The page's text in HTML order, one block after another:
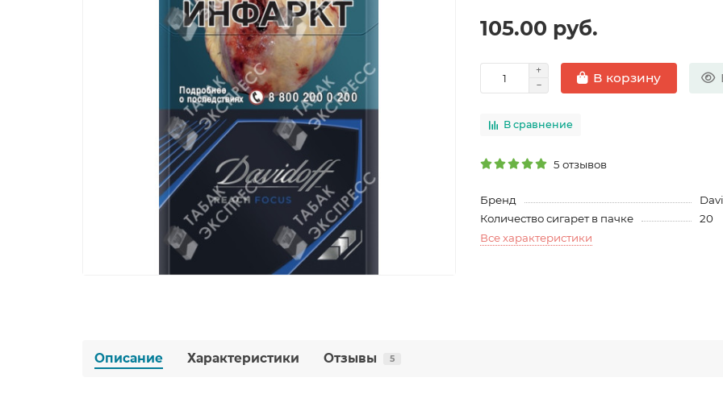
105.00 руб.
В корзину
В сравнение
5 отзывов
Бренд
Количество сигарет в пачке
20
Все характеристики
Описание Характеристики Отзывы 5